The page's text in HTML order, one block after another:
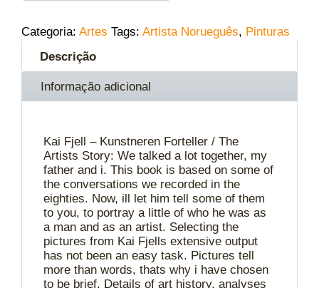
Categoria: Artes Tags: Artista Norueguês, Pinturas
Descrição
Informação adicional
Kai Fjell – Kunstneren Forteller / The
Artists Story: We talked a lot together, my
father and i. This book is based on some of
the conversations we recorded in the
eighties. Now, ill let him tell some of them
to you, to portray a little of who he was as
a man and as an artist. Selecting the
pictures from Kai Fjells extensive output
has not been an easy task. Pictures tell
more than words, thats why i have chosen
to be brief. Details of art history, analyses